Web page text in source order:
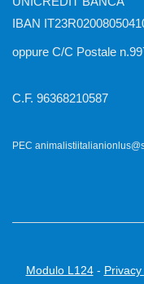
IBAN
oppure C/C Postale
C.F. 96368210587
PEC
Modulo L124-